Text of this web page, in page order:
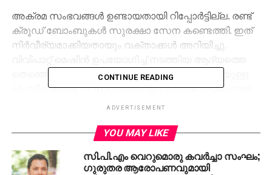
അക്രമ സംഭവങ്ങള്‍ ഉണ്ടായതായി റിപ്പോര്‍ട്ടില്ല. രണ്ട്
ക്രൂഡ് ബോംബുകള്‍ സുരക്ഷാ സേന കണ്ടെത്തി. ഇത്
നിര്‍വീര്യമാക്കിയതായും വക്താക്കള്‍ അറിയിച്ചു.
തെഞ്ഞെടുപ്പായിരുന്നു ത്രിപുരയിലേത്. ആകെയുള്ള
60 സീറ്റുകളില്‍ 59 സീറ്റുകളിലാണ് മത്സരം നടക്കുന്നത്.
3214 പോളിങ് സ്‌റ്റേഷനുകളിലായാണ് വോട്ടെടുപ്പ്
ദേബ് വര്‍മയുടെ മരണത്തെ തുടര്‍ന്ന് ചറിലാം
മാറ്റി വച്ചു. 60 സീറ്റുകളില്‍ 20 സീറ്റുകള്‍ പട്ടിക വര്‍ഗ
CONTINUE READING
ADVERTISEMENT
YOU MAY LIKE
സി.പി.എം വെറുമൊരു കവര്‍ച്ചാ സംഘം;
ഗുരുതര ആരോപണവുമായി